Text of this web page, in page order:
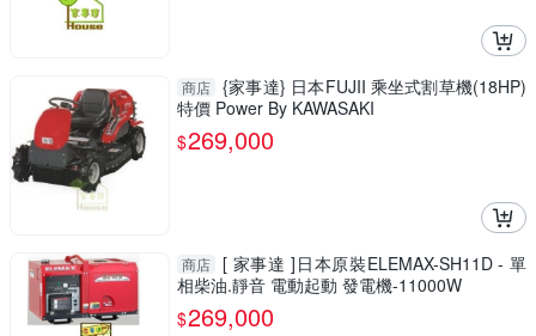
商店 {家事達} 日本FUJII 乘坐式割草機(18HP)
特價 Power By KAWASAKI
$269,000
商店 [ 家事達 ]日本原裝ELEMAX-SH11D - 單
相柴油.靜音 電動起動 發電機-11000W
$269,000